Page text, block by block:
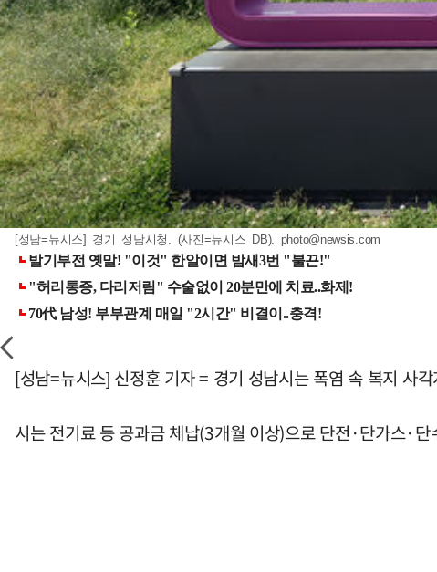
[성남=뉴시스] 경기 성남시청. (사진=뉴시스 DB). photo@newsis.com
[성남=뉴시스] 신정훈 기자 = 경기 성남시는 폭염 속 복지 사
시는 전기료 등 공과금 체납(3개월 이상)으로 단전·단가스·